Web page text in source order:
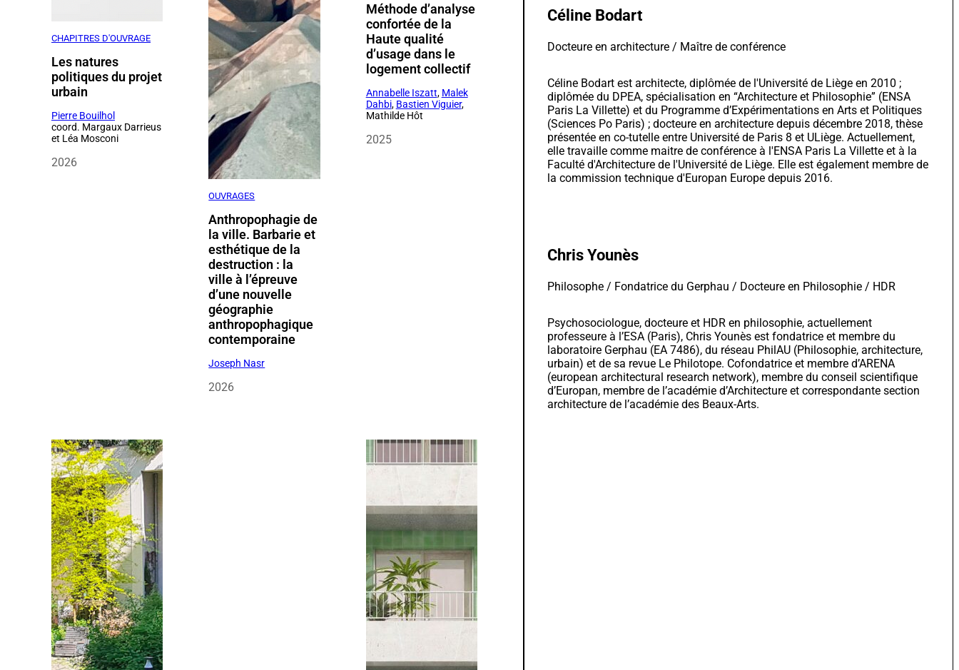
Céline Bodart
Docteure en architecture / Maître de conférence
Céline Bodart est architecte, diplômée de l'Université de Liège en 2010 ;
diplômée du DPEA, spécialisation en “Architecture et Philosophie” (ENSA
Paris La Villette) et du Programme d’Expérimentations en Arts et Politiques
(Sciences Po Paris) ; docteure en architecture depuis décembre 2018, thèse
présentée en co-tutelle entre Université de Paris 8 et ULiège. Actuellement,
elle travaille comme maitre de conférence à l'ENSA Paris La Villette et à la
Faculté d'Architecture de l'Université de Liège. Elle est également membre de
la commission technique d'Europan Europe depuis 2016.
Chris Younès
Philosophe / Fondatrice du Gerphau / Docteure en Philosophie / HDR
Psychosociologue, docteure et HDR en philosophie, actuellement
professeure à l’ESA (Paris), Chris Younès est fondatrice et membre du
laboratoire Gerphau (EA 7486), du réseau PhilAU (Philosophie, architecture,
urbain) et de sa revue Le Philotope. Cofondatrice et membre d’ARENA
(european architectural research network), membre du conseil scientifique
d’Europan, membre de l’académie d’Architecture et correspondante section
architecture de l’académie des Beaux-Arts.
CHAPITRES D'OUVRAGE
Les natures
politiques du projet
urbain
Pierre Bouilhol
coord. Margaux Darrieus
et Léa Mosconi
2026
OUVRAGES
Anthropophagie de
la ville. Barbarie et
esthétique de la
destruction : la
ville à l’épreuve
d’une nouvelle
géographie
anthropophagique
contemporaine
Joseph Nasr
2026
Méthode d’analyse
confortée de la
Haute qualité
d’usage dans le
logement collectif
Annabelle Iszatt, Malek
Dahbi, Bastien Viguier,
Mathilde Hôt
2025